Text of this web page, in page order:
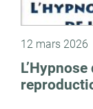
12 mars 2026